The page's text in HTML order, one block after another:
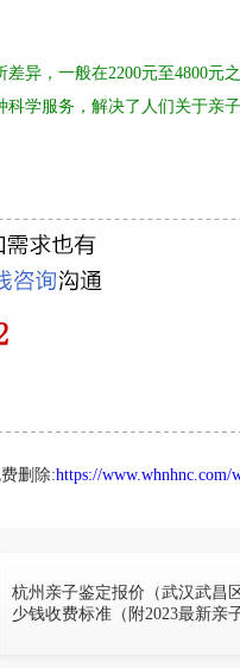
异，一般在2200元至4800元
学服务，解决了人们关于亲
删除:https://www.whnhnc.com/
杭州亲子鉴定报价（武汉武昌
少钱收费标准（附2023最新亲